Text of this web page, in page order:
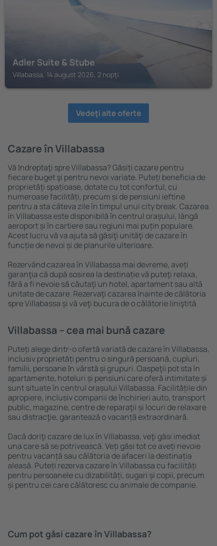
Adler Suite & Stube
Villabassa, 14 august 2026, 2 nopți
Vedeţi alte oferte
Cazare în Villabassa
Vă ȋndreptaţi spre Villabassa? Găsiți cazare pentru
fiecare buget şi pentru nevoi variate. Puteți beneficia de
proprietăți spațioase, dotate cu tot confortul, cu
numeroase facilități, precum și de pensiuni ieftine
pentru a sta câteva zile în timpul unui city break. Cazarea
în Villabassa este disponibilă în centrul orașului, lângă
aeroport și în cartiere sau regiuni mai puțin populare.
Acest lucru vă va ajuta să găsiţi unităţi de cazare în
funcție de nevoi și de planurile ulterioare.
Rezervând cazarea în Villabassa mai devreme, aveți
garanţia că după sosirea la destinație vă puteţi relaxa,
fără a fi nevoie să căutaţi un hotel, apartament sau altă
unitate de cazare. Rezervaţi cazarea înainte de călătoria
spre Villabassa și vă veţi bucura de o călătorie liniştită.
Villabassa – cea mai bună cazare
Puteți alege dintr-o ofertă variată de cazare în Villabassa,
inclusiv proprietăți pentru o singură persoană, cupluri,
familii, persoane ȋn vârstă și grupuri. Oaspeţii pot sta în
apartamente, hoteluri și pensiuni care oferă intimitate și
sunt situate în centrul orașului Villabassa. Facilitățile din
apropiere, inclusiv companii de închirieri auto, transport
public, magazine, centre de reparaţii și locuri de relaxare
sau distracţie, garantează o vacanță extraordinară.
Dacă doriţi cazare de lux în Villabassa, veţi găsi imediat
una care să se potrivească. Veți găsi tot ce aveți nevoie
pentru vacanță sau călătoria de afaceri la destinația
aleasă. Puteți rezerva cazare în Villabassa cu facilități
pentru persoanele cu dizabilități, sugari și copii, precum
și pentru cei care călătoresc cu animale de companie.
Cum pot găsi cazare în Villabassa?